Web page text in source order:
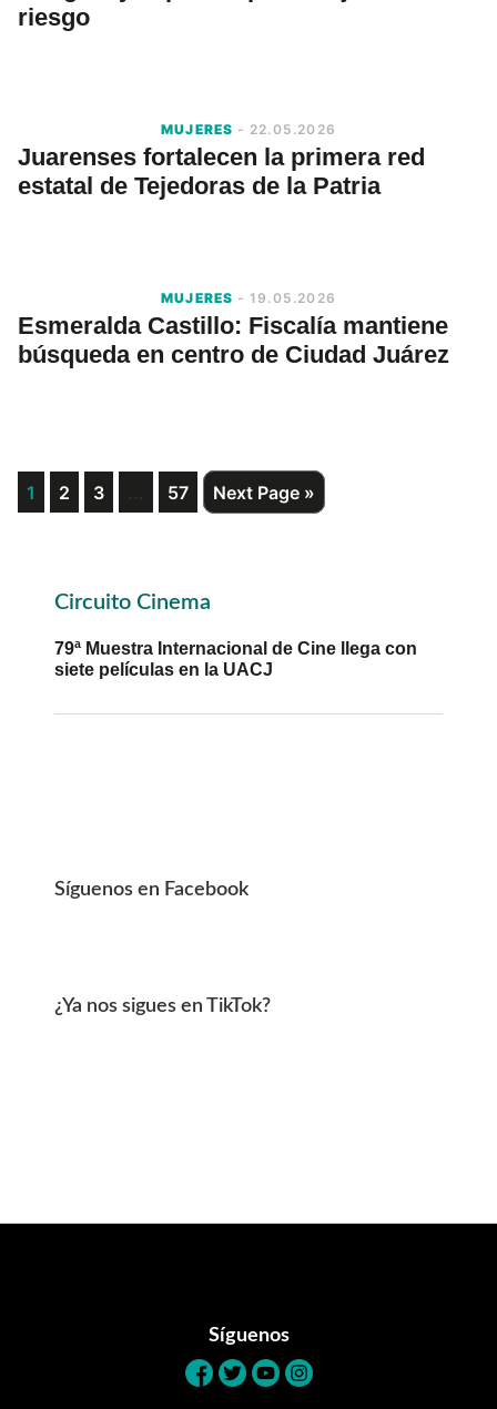
riesgo
MUJERES - 22.05.2026
Juarenses fortalecen la primera red
estatal de Tejedoras de la Patria
MUJERES - 19.05.2026
Esmeralda Castillo: Fiscalía mantiene
búsqueda en centro de Ciudad Juárez
Page
1 Page
2 Page
3
Interim
… Page
57
Go
to
Next Page »
Primary
Circuito Cinema
79ª Muestra Internacional de Cine llega con
siete películas en la UACJ
Síguenos en Facebook
¿Ya nos sigues en TikTok?
Síguenos